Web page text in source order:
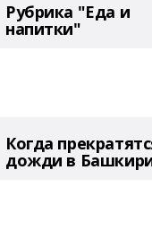
Рубрика "Еда и
напитки"
Когда
дожди в